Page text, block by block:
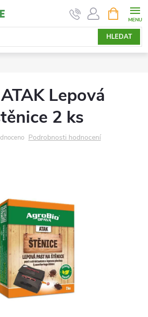
HLEDAT
NÁKUPNÍ
KOŠÍK
Lepová
2 ks
Podrobnosti hodnocení